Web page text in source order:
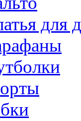
для